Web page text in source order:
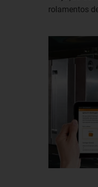
rolamentos